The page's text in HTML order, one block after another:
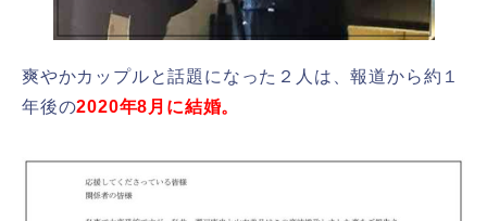
爽やかカップルと話題になった２人は、報道から約１
年後の2020年8月に結婚。